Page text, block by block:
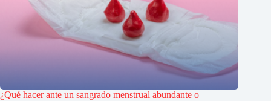
¿Qué hacer ante un sangrado menstrual abundante o